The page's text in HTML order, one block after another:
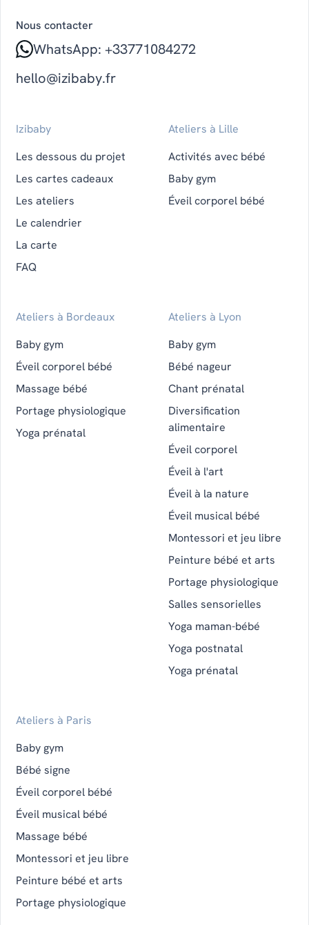
Nous contacter
WhatsApp: +33771084272
hello@izibaby.fr
Izibaby
Les dessous du projet
Les cartes cadeaux
Les ateliers
Le calendrier
La carte
FAQ
Ateliers à Lille
Activités avec bébé
Baby gym
Éveil corporel bébé
Ateliers à Bordeaux
Baby gym
Éveil corporel bébé
Massage bébé
Portage physiologique
Yoga prénatal
Ateliers à Lyon
Baby gym
Bébé nageur
Chant prénatal
Diversification
alimentaire
Éveil corporel
Éveil à l'art
Éveil à la nature
Éveil musical bébé
Montessori et jeu libre
Peinture bébé et arts
Portage physiologique
Salles sensorielles
Yoga maman-bébé
Yoga postnatal
Yoga prénatal
Ateliers à Paris
Baby gym
Bébé signe
Éveil corporel bébé
Éveil musical bébé
Massage bébé
Montessori et jeu libre
Peinture bébé et arts
Portage physiologique